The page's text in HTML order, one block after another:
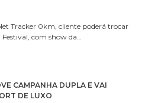
Tracker 0km, cliente poderá trocar
com show da…
CAMPANHA DUPLA E VAI
DE LUXO